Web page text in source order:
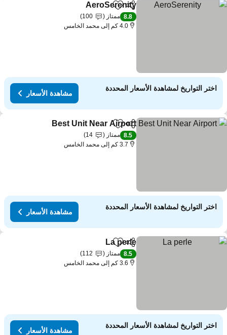
مشاركةAdd to favorites
AeroSerenity
8.8 ممتاز
100
4.0 كم إلى محمد الخامس
اختر التواريخ لمشاهدة الأسعار المحددة
مشاهدة الأسعار
مشاركةAdd to favorites
Best Unit Near Airport
8.5 ممتاز
14
3.7 كم إلى محمد الخامس
اختر التواريخ لمشاهدة الأسعار المحددة
مشاهدة الأسعار
مشاركةAdd to favorites
La perle
8.5 ممتاز
112
3.6 كم إلى محمد الخامس
اختر التواريخ لمشاهدة الأسعار المحددة
مشاهدة الأسعار